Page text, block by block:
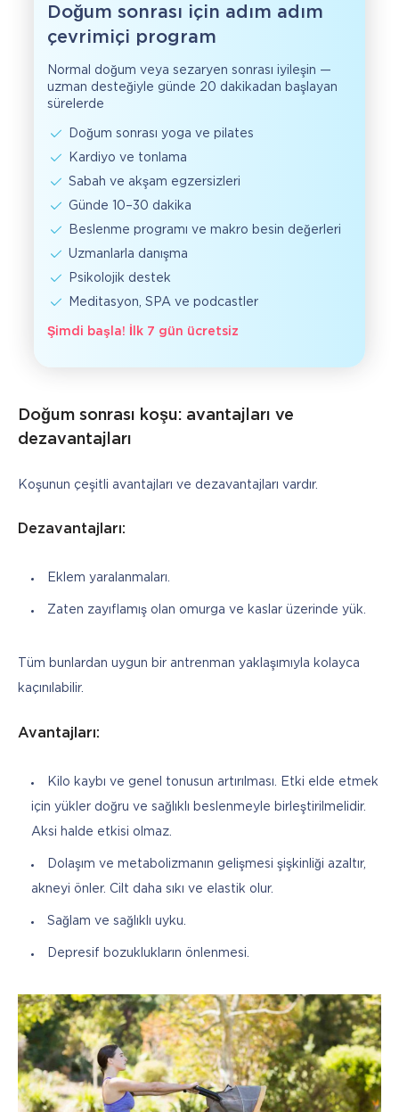
Doğum sonrası için adım adım
çevrimiçi program
Normal doğum veya sezaryen sonrası iyileşin —
uzman desteğiyle günde 20 dakikadan başlayan
sürelerde
Doğum sonrası yoga ve pilates
Kardiyo ve tonlama
Sabah ve akşam egzersizleri
Günde 10–30 dakika
Beslenme programı ve makro besin değerleri
Uzmanlarla danışma
Psikolojik destek
Meditasyon, SPA ve podcastler
Şimdi başla! İlk 7 gün ücretsiz
Doğum sonrası koşu: avantajları ve
dezavantajları
Koşunun çeşitli avantajları ve dezavantajları vardır.
Dezavantajları:
Eklem yaralanmaları.
Zaten zayıflamış olan omurga ve kaslar üzerinde yük.
Tüm bunlardan uygun bir antrenman yaklaşımıyla kolayca
kaçınılabilir.
Avantajları:
Kilo kaybı ve genel tonusun artırılması. Etki elde etmek
için yükler doğru ve sağlıklı beslenmeyle birleştirilmelidir.
Aksi halde etkisi olmaz.
Dolaşım ve metabolizmanın gelişmesi şişkinliği azaltır,
akneyi önler. Cilt daha sıkı ve elastik olur.
Sağlam ve sağlıklı uyku.
Depresif bozuklukların önlenmesi.